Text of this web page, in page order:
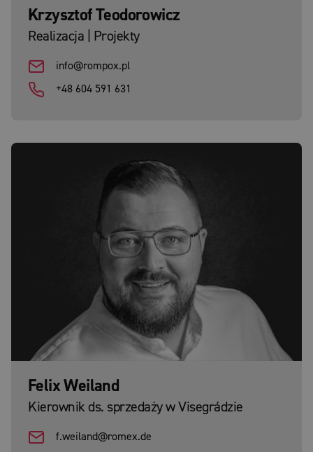
Krzysztof Teodorowicz
Realizacja | Projekty
info@rompox.pl
+48 604 591 631
Felix Weiland
Kierownik ds. sprzedaży w Visegrádzie
f.weiland@romex.de